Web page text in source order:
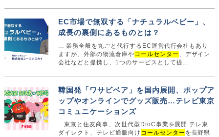
EC市場で無双する「ナチュラルベビー」、
成長の裏側にあるものとは？
... 業務全般を丸ごと代行するEC運営代行会社もあり
ますが、外部の物流倉庫や コールセンター
、デザイン
会社などと提携し、1つのサービスとして提...
韓国発「ワサビベア」を国内展開、ポップア
ップやオンラインでグッズ販売…テレビ東京
コミュニケーションズ
...東京と住友商事、次世代型DtoC事業を展開 テレ東
ダイレクト、テレビ通販向け コールセンター を長野県